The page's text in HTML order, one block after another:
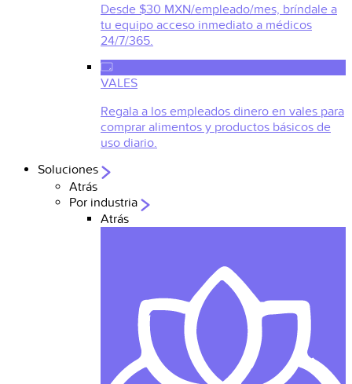
Desde $30 MXN/empleado/mes, bríndale a
tu equipo acceso inmediato a médicos
24/7/365.
VALES
Regala a los empleados dinero en vales para
comprar alimentos y productos básicos de
uso diario.
Soluciones
Atrás
Por industria
Atrás